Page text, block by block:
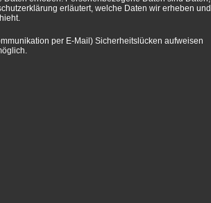
erläutert, welche Daten wir erheben und
per E-Mail) Sicherheitslücken aufweisen